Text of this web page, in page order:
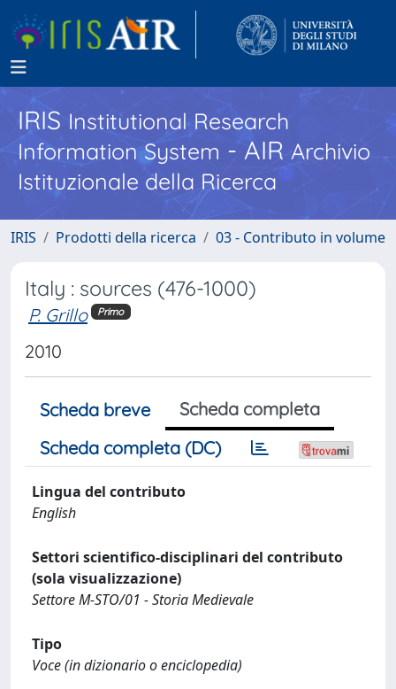
IRISInstitutional Research
Information System - AIR Archivio
Istituzionale della Ricerca
IRIS Prodotti della ricerca 03 - Contributo in volume
Italy : sources (476-1000)
P. Grillo Primo
2010
Scheda breve
Scheda completa
Scheda completa (DC)
Lingua del contributo
English
Settori scientifico-disciplinari del contributo
(sola visualizzazione)
Settore M-STO/01 - Storia Medievale
Tipo
Voce (in dizionario o enciclopedia)